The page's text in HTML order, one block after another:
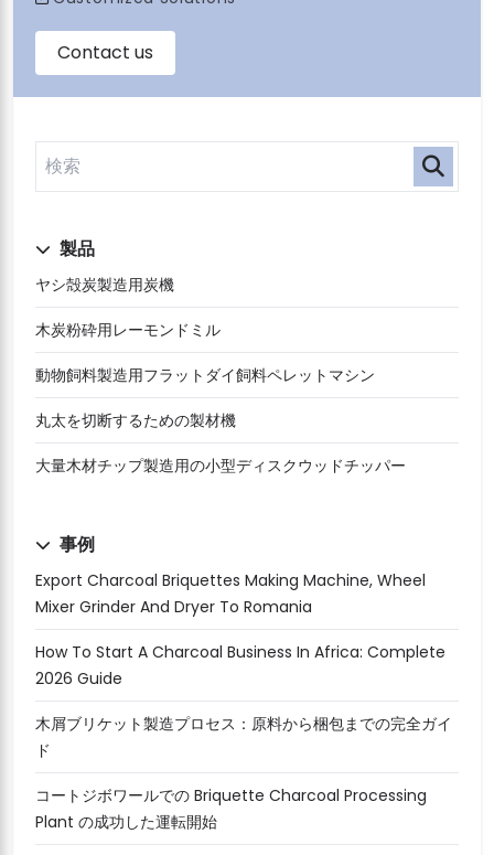
製品
ヤシ殻炭製造用炭機
木炭粉砕用レーモンドミル
動物飼料製造用フラットダイ飼料ペレットマシン
丸太を切断するための製材機
大量木材チップ製造用の小型ディスクウッドチッパー
事例
Export Charcoal Briquettes Making Machine, Wheel
Mixer Grinder And Dryer To Romania
How To Start A Charcoal Business In Africa: Complete
2026 Guide
木屑ブリケット製造プロセス：原料から梱包までの完全ガイ
ド
コートジボワールでの Briquette Charcoal Processing
Plant の成功した運転開始